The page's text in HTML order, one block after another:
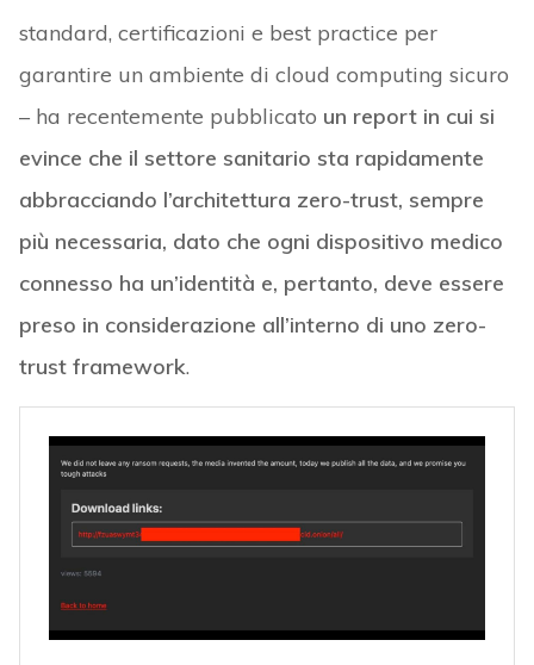
preso in considerazione all’interno di uno zero-
trust framework.
L’Architettura Zero-trust